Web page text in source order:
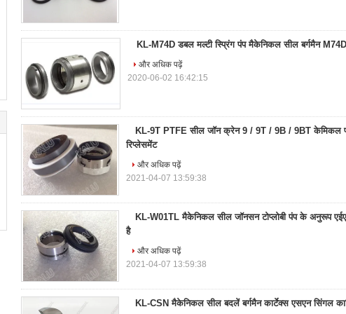
KL-M74D डबल मल्टी स्प्रिंग पंप मैकेनिकल सील बर्गमैन
और अधिक पढ़ें
2020-06-02 16:42:15
KL-9T PTFE सील जॉन क्रेन 9 / 9T / 9B / 9BT केमिकल
रिप्लेसमेंट
और अधिक पढ़ें
2021-04-07 13:59:38
KL-W01TL मैकेनिकल सील जॉनसन टोप्लोबी पंप के अनुरूप
है
और अधिक पढ़ें
2021-04-07 13:59:38
KL-CSN मैकेनिकल सील बदलें बर्गमैन कार्टेक्स एसएन सिंगल